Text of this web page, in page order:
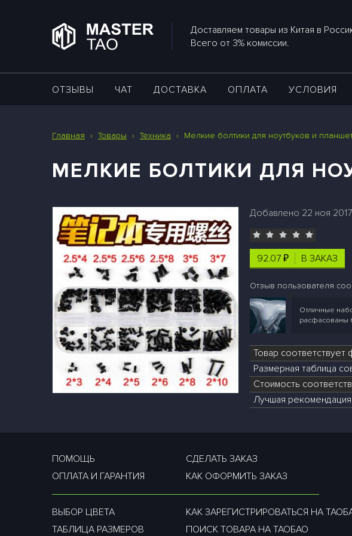
Доставляем товары из Китая в
Всего от 3% комиссии.
ОТЗЫВЫ ЧАТ ДОСТАВКА ОПЛАТА УСЛОВИЯ
Главная › Товары › Техника › Мелкие болтики для ноутбуков и
МЕЛКИЕ БОЛТИКИ ДЛЯ
Добавлено 22 ноя
92.07 ₽ В ЗАКАЗ
Отзыв пользователя
Отличные
расфасованы
Товар соответствует
Размерная таблица
Стоимость
Лучшая рекомендация
ПОМОЩЬ
ОПЛАТА И ГАРАНТИЯ
СДЕЛАТЬ ЗАКАЗ
КАК ОФОРМИТЬ ЗАКАЗ
ВЫБОР ЦВЕТА
ТАБЛИЦА РАЗМЕРОВ
КАК ЗАРЕГИСТРИРОВАТЬСЯ НА
ПОИСК ТОВАРА НА ТАОБАО